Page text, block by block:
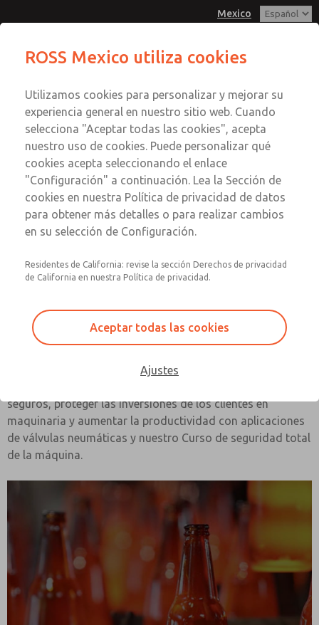
Mexico
Cuenta
Registrarse
Inscribirse
seguros, proteger las inversiones de los clientes en
maquinaria y aumentar la productividad con aplicaciones
de válvulas neumáticas y nuestro Curso de seguridad total
de la máquina.
ROSS Mexico utiliza cookies
Utilizamos cookies para personalizar y mejorar su
experiencia general en nuestro sitio web. Cuando
selecciona "Aceptar todas las cookies", acepta
nuestro uso de cookies. Puede personalizar qué
cookies acepta seleccionando el enlace
"Configuración" a continuación. Lea la Sección de
cookies en nuestra Política de privacidad de datos
para obtener más detalles o para realizar cambios
en su selección de Configuración.
Residentes de California: revise la sección Derechos de privacidad
de California en nuestra Política de privacidad.
Aceptar todas las cookies
Ajustes